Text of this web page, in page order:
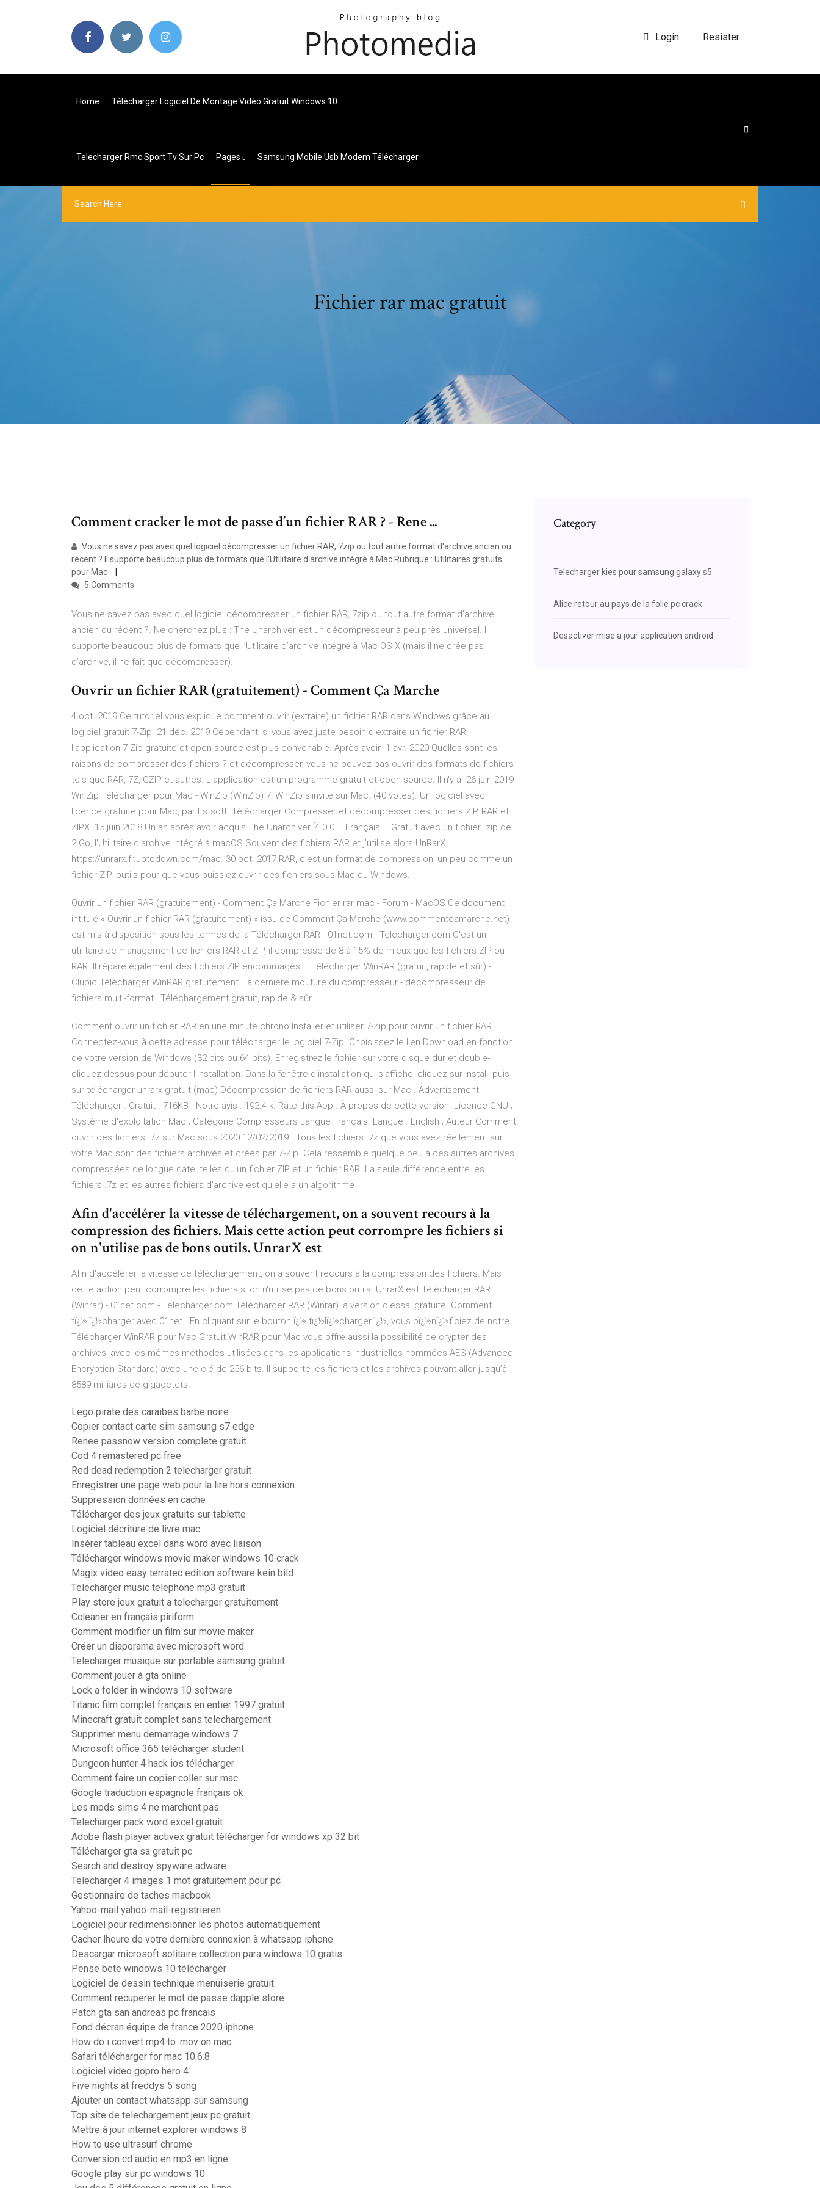
Login | Resister
Home Télécharger Logiciel De Montage Vidéo Gratuit Windows 10
Telecharger Rmc Sport Tv Sur Pc Pages Samsung Mobile Usb Modem Télécharger
Fichier rar mac gratuit
Comment cracker le mot de passe d’un fichier RAR ? - Rene ...
Vous ne savez pas avec quel logiciel décompresser un fichier RAR, 7zip ou tout autre format d'archive ancien ou
récent ? Il supporte beaucoup plus de formats que l'Utilitaire d'archive intégré à Mac Rubrique : Utilitaires gratuits
pour Mac
5 Comments
Vous ne savez pas avec quel logiciel décompresser un fichier RAR, 7zip ou tout autre format d’archive
ancien ou récent ?. Ne cherchez plus : The Unarchiver est un décompresseur à peu près universel. Il
supporte beaucoup plus de formats que l’Utilitaire d’archive intégré à Mac OS X (mais il ne crée pas
d’archive, il ne fait que décompresser).
Ouvrir un fichier RAR (gratuitement) - Comment Ça Marche
4 oct. 2019 Ce tutoriel vous explique comment ouvrir (extraire) un fichier RAR dans Windows grâce au
logiciel gratuit 7-Zip. 21 déc. 2019 Cependant, si vous avez juste besoin d'extraire un fichier RAR,
l'application 7-Zip gratuite et open source est plus convenable. Après avoir 1 avr. 2020 Quelles sont les
raisons de compresser des fichiers ? et décompresser, vous ne pouvez pas ouvrir des formats de fichiers
tels que RAR, 7Z, GZIP et autres. L'application est un programme gratuit et open source. Il n'y a 26 juin 2019
WinZip Télécharger pour Mac - WinZip (WinZip) 7: WinZip s'invite sur Mac. (40 votes). Un logiciel avec
licence gratuite pour Mac‚ par Estsoft. Télécharger Compresser et décompresser des fichiers ZIP, RAR et
ZIPX. 15 juin 2018 Un an après avoir acquis The Unarchiver [4.0.0 – Français – Gratuit avec un fichier .zip de
2 Go, l'Utilitaire d'archive intégré à macOS Souvent des fichiers RAR et j'utilise alors UnRarX
https://unrarx.fr.uptodown.com/mac. 30 oct. 2017 RAR, c'est un format de compression, un peu comme un
fichier ZIP. outils pour que vous puissiez ouvrir ces fichiers sous Mac ou Windows.
Ouvrir un fichier RAR (gratuitement) - Comment Ça Marche Fichier rar mac - Forum - MacOS Ce document
intitulé « Ouvrir un fichier RAR (gratuitement) » issu de Comment Ça Marche (www.commentcamarche.net)
est mis à disposition sous les termes de la Télécharger RAR - 01net.com - Telecharger.com C'est un
utilitaire de management de fichiers RAR et ZIP, il compresse de 8 à 15% de mieux que les fichiers ZIP ou
RAR. Il répare également des fichiers ZIP endommagés. Il Télécharger WinRAR (gratuit, rapide et sûr) -
Clubic Télécharger WinRAR gratuitement : la dernière mouture du compresseur - décompresseur de
fichiers multi-format ! Téléchargement gratuit, rapide & sûr !
Comment ouvrir un fichier RAR en une minute chrono Installer et utiliser 7-Zip pour ouvrir un fichier RAR.
Connectez-vous à cette adresse pour télécharger le logiciel 7-Zip. Choisissez le lien Download en fonction
de votre version de Windows (32 bits ou 64 bits). Enregistrez le fichier sur votre disque dur et double-
cliquez dessus pour débuter l'installation. Dans la fenêtre d'installation qui s'affiche, cliquez sur Install, puis
sur télécharger unrarx gratuit (mac) Décompression de fichiers RAR aussi sur Mac . Advertisement.
Télécharger . Gratuit . 716KB . Notre avis . 192.4 k. Rate this App . À propos de cette version. Licence GNU ;
Système d'exploitation Mac ; Catégorie Compresseurs Langue Français. Langue . English ; Auteur Comment
ouvrir des fichiers .7z sur Mac sous 2020 12/02/2019 · Tous les fichiers .7z que vous avez réellement sur
votre Mac sont des fichiers archivés et créés par 7-Zip. Cela ressemble quelque peu à ces autres archives
compressées de longue date, telles qu'un fichier ZIP et un fichier RAR. La seule différence entre les
fichiers .7z et les autres fichiers d’archive est qu’elle a un algorithme
Afin d'accélérer la vitesse de téléchargement, on a souvent recours à la
compression des fichiers. Mais cette action peut corrompre les fichiers si
on n'utilise pas de bons outils. UnrarX est
Afin d'accélérer la vitesse de téléchargement, on a souvent recours à la compression des fichiers. Mais
cette action peut corrompre les fichiers si on n'utilise pas de bons outils. UnrarX est Télécharger RAR
(Winrar) - 01net.com - Telecharger.com Télécharger RAR (Winrar) la version d'essai gratuite. Comment
tï¿½lï¿½charger avec 01net . En cliquant sur le bouton ï¿½ tï¿½lï¿½charger ï¿½, vous bï¿½nï¿½ficiez de notre
Télécharger WinRAR pour Mac Gratuit WinRAR pour Mac vous offre aussi la possibilité de crypter des
archives, avec les mêmes méthodes utilisées dans les applications industrielles nommées AES (Advanced
Encryption Standard) avec une clé de 256 bits. Il supporte les fichiers et les archives pouvant aller jusqu’à
8589 milliards de gigaoctets.
Lego pirate des caraibes barbe noire
Copier contact carte sim samsung s7 edge
Renee passnow version complete gratuit
Cod 4 remastered pc free
Red dead redemption 2 telecharger gratuit
Enregistrer une page web pour la lire hors connexion
Suppression données en cache
Télécharger des jeux gratuits sur tablette
Logiciel décriture de livre mac
Insérer tableau excel dans word avec liaison
Télécharger windows movie maker windows 10 crack
Magix video easy terratec edition software kein bild
Telecharger music telephone mp3 gratuit
Play store jeux gratuit a telecharger gratuitement
Ccleaner en français piriform
Comment modifier un film sur movie maker
Créer un diaporama avec microsoft word
Telecharger musique sur portable samsung gratuit
Comment jouer à gta online
Lock a folder in windows 10 software
Titanic film complet français en entier 1997 gratuit
Minecraft gratuit complet sans telechargement
Supprimer menu demarrage windows 7
Microsoft office 365 télécharger student
Dungeon hunter 4 hack ios télécharger
Comment faire un copier coller sur mac
Google traduction espagnole français ok
Les mods sims 4 ne marchent pas
Telecharger pack word excel gratuit
Adobe flash player activex gratuit télécharger for windows xp 32 bit
Télécharger gta sa gratuit pc
Search and destroy spyware adware
Telecharger 4 images 1 mot gratuitement pour pc
Gestionnaire de taches macbook
Yahoo-mail yahoo-mail-registrieren
Logiciel pour redimensionner les photos automatiquement
Cacher lheure de votre dernière connexion à whatsapp iphone
Descargar microsoft solitaire collection para windows 10 gratis
Pense bete windows 10 télécharger
Logiciel de dessin technique menuiserie gratuit
Comment recuperer le mot de passe dapple store
Patch gta san andreas pc francais
Fond décran équipe de france 2020 iphone
How do i convert mp4 to .mov on mac
Safari télécharger for mac 10.6.8
Logiciel video gopro hero 4
Five nights at freddys 5 song
Ajouter un contact whatsapp sur samsung
Top site de telechargement jeux pc gratuit
Mettre à jour internet explorer windows 8
How to use ultrasurf chrome
Conversion cd audio en mp3 en ligne
Google play sur pc windows 10
Category
Telecharger kies pour samsung galaxy s5
Alice retour au pays de la folie pc crack
Desactiver mise a jour application android